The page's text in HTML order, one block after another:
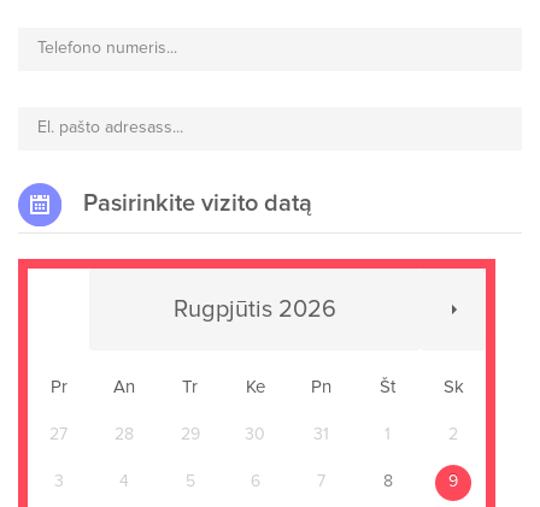
Telefono numeris...
El. pašto adresass...
Pasirinkite vizito datą
Rugpjūtis 2026
Pr An Tr Ke Pn Št Sk
27 28 29 30 31 1 2
3 4 5 6 7 8 9